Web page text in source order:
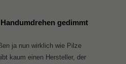
gedimmt
ja nun wirklich wie Pilze
kaum einen Hersteller, der